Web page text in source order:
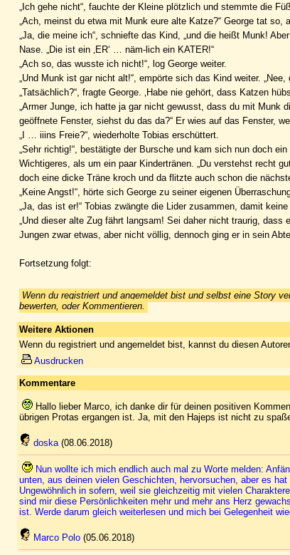
„Ich gehe nicht“, fauchte der Kleine plötzlich und stemmte die
„Ach, meinst du etwa mit Munk eure alte Katze?“ George tat so,
„Ja, die meine ich“, schniefte das Kind, „und die heißt Munk!
Nase. „Die ist ein ‚ER‘ … näm-lich ein KATER!“
„Ach so, das wusste ich nicht!“, log George weiter.
„Und Munk ist gar nicht alt!“, empörte sich das Kind weiter.
„Tatsächlich?“, fragte George. ‚Habe nie gehört, dass Katzen
„Armer Junge, ich hatte ja gar nicht gewusst, dass du mit Munk
geöffnete Fenster, siehst du das da?“ Er wies auf das Fenster,
„I … iiins Freie?“, wiederholte Tobias erschüttert.
„Sehr richtig!“, bestätigte der Bursche und kam sich nun doch
Wichtigeres, als um ein paar Kindertränen. „Du verstehst recht
doch eine dicke Träne kroch und da flitzte auch schon die
„Keine Angst!“, hörte sich George zu seiner eigenen
„Ja, das ist er!“ Tobias zwängte die Lider zusammen, damit
„Und dieser alte Zug fährt langsam! Sei daher nicht traurig,
Jungen zwar etwas, aber nicht völlig, dennoch ging er in sein
Fortsetzung folgt:
Wenn du registriert und angemeldet bist und selbst eine Story
bewerten, oder Kommentieren.
Weitere Aktionen
Wenn du registriert und angemeldet bist, kannst du diesen
Ausdrucken
Kommentare
Hallo lieber Marco, ich danke dir für deinen positiven
übrigen Protas ergangen ist. Ja, mit den Hajeps ist nicht zu
doska(08.06.2018)
Nun wollte ich mich endlich auch mal zu Worte melden:
unten, aus deinen vielen Geschichten, hervorsuchen, aber es
Ungewöhnlich in sofern, weil sie gleichzeitig mit vielen
sind mir diese Persönlichkeiten mehr und mehr ans Herz
ist. Werde darum gleich weiterlesen und mich bei Gelegenheit
Marco Polo (05.06.2018)